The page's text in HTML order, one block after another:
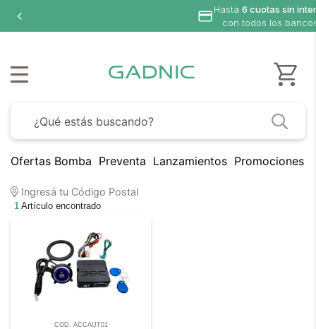
Hasta 6 cuotas sin
con todos los
Ofertas Bomba Preventa Lanzamientos Promociones
Ingresá tu Código Postal
1 Artículo encontrado
COD. ACCAUT01